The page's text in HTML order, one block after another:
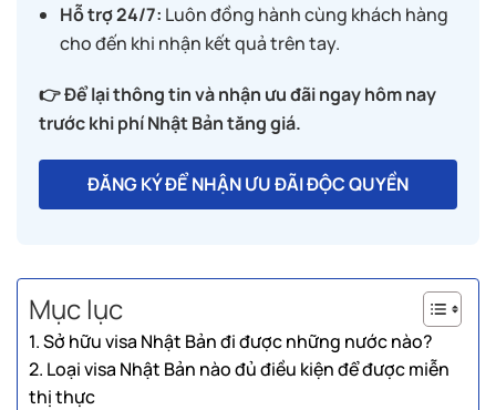
Hỗ trợ 24/7: Luôn đồng hành cùng khách hàng
cho đến khi nhận kết quả trên tay.
👉 Để lại thông tin và nhận ưu đãi ngay hôm nay
trước khi phí Nhật Bản tăng giá.
ĐĂNG KÝ ĐỂ NHẬN ƯU ĐÃI ĐỘC QUYỀN
Mục lục
1. Sở hữu visa Nhật Bản đi được những nước nào?
2. Loại visa Nhật Bản nào đủ điều kiện để được miễn
thị thực